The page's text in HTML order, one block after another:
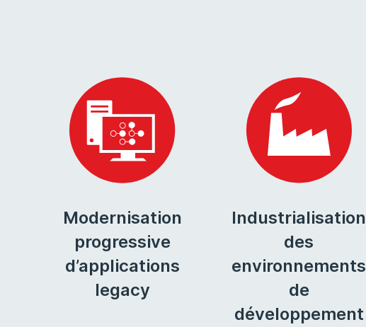
Modernisation
progressive
d’applications
legacy
Industrialisation
des
environnements
de
développement